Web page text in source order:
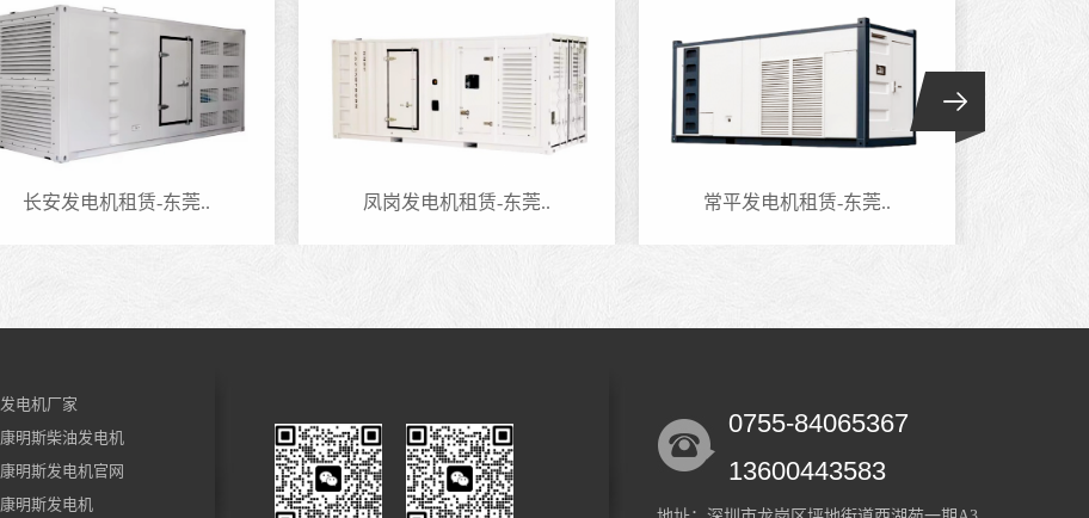
长安发电机租赁-东莞.. 凤岗发电机租赁-东莞.. 常平发电机租赁-东莞..
发电机厂家
康明斯柴油发电机
康明斯发电机官网
康明斯发电机
0755-84065367
13600443583